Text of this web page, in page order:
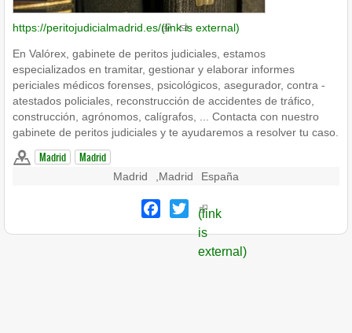
https://peritojudicialmadrid.es/(link is external)
En Valórex, gabinete de peritos judiciales, estamos
especializados en tramitar, gestionar y elaborar informes
periciales médicos forenses, psicológicos, asegurador, contra -
atestados policiales, reconstrucción de accidentes de tráfico,
construcción, agrónomos, calígrafos, ... Contacta con nuestro
gabinete de peritos judiciales y te ayudaremos a resolver tu caso.
Madrid Madrid
Madrid Madrid España
Facebook
Twitter
(link
is
external)